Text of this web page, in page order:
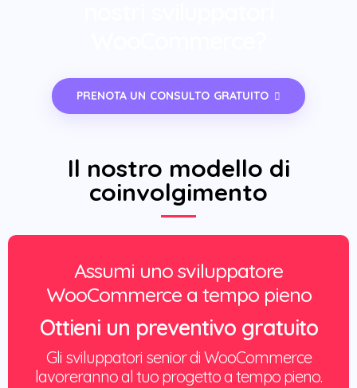
PRENOTA UN CONSULTO GRATUITO
Il nostro modello di
coinvolgimento
Assumi uno sviluppatore
WooCommerce a tempo pieno
Ottieni un preventivo gratuito
Gli sviluppatori senior di WooCommerce
lavoreranno al tuo progetto a tempo pieno.